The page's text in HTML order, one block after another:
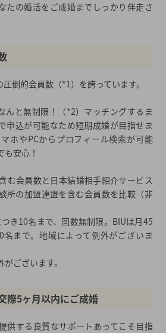
たの婚活をご成婚までしっかり伴走さ
倒的会員数（*1）を誇っています。
んと無制限！（*2）マッチングするま
申込が可能なため短期成婚が目指せま
ホやPCからプロフィール検索が可能
も安心！
会員数と日本結婚相手紹介サービス
所の加盟連盟を含む会員数を比較（非
き10名まで、回数無制限。BIUは月45
名まで。地域によって例外がございま
ございます。
際5ヶ月以内にご成婚
供する良質なサポートあってこそ目指